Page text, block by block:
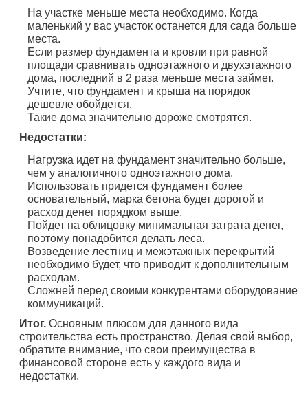
На участке меньше места необходимо. Когда
маленький у вас участок останется для сада больше
места.
Если размер фундамента и кровли при равной
площади сравнивать одноэтажного и двухэтажного
дома, последний в 2 раза меньше места займет.
Учтите, что фундамент и крыша на порядок
дешевле обойдется.
Такие дома значительно дороже смотрятся.
Недостатки:
Нагрузка идет на фундамент значительно больше,
чем у аналогичного одноэтажного дома.
Использовать придется фундамент более
основательный, марка бетона будет дорогой и
расход денег порядком выше.
Пойдет на облицовку минимальная затрата денег,
поэтому понадобится делать леса.
Возведение лестниц и межэтажных перекрытий
необходимо будет, что приводит к дополнительным
расходам.
Сложней перед своими конкурентами оборудование
коммуникаций.
Итог.Основным плюсом для данного вида
строительства есть пространство. Делая свой выбор,
обратите внимание, что свои преимущества в
финансовой стороне есть у каждого вида и
недостатки.